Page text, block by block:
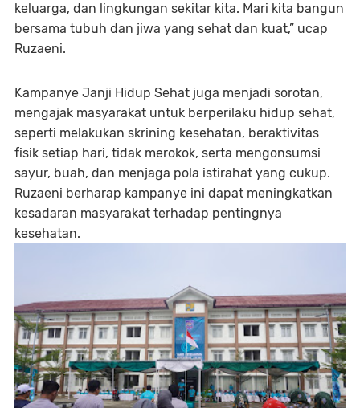
keluarga, dan lingkungan sekitar kita. Mari kita bangun
bersama tubuh dan jiwa yang sehat dan kuat,” ucap
Ruzaeni.
Kampanye Janji Hidup Sehat juga menjadi sorotan,
mengajak masyarakat untuk berperilaku hidup sehat,
seperti melakukan skrining kesehatan, beraktivitas
fisik setiap hari, tidak merokok, serta mengonsumsi
sayur, buah, dan menjaga pola istirahat yang cukup.
Ruzaeni berharap kampanye ini dapat meningkatkan
kesadaran masyarakat terhadap pentingnya
kesehatan.